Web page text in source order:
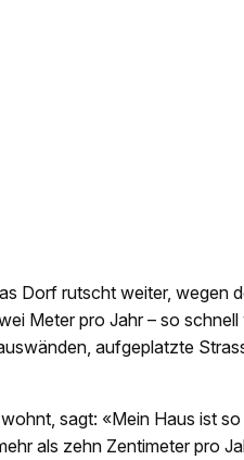
Dorf rutscht weiter, wegen
Meter pro Jahr – so
aufgeplatzte
sagt: «Mein Haus ist
als zehn Zentimeter pro